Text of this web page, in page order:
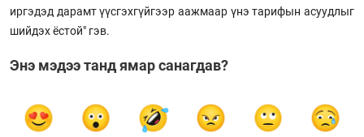
иргэдэд дарамт үүсгэхгүйгээр аажмаар үнэ тарифын асуудлыг
шийдэх ёстой" гэв.
Энэ мэдээ танд ямар санагдав?